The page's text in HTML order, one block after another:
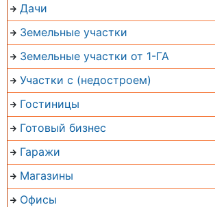
Дачи
Земельные участки
Земельные участки от 1-ГА
Участки с (недостроем)
Гостиницы
Готовый бизнес
Гаражи
Магазины
Офисы